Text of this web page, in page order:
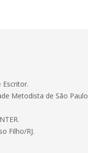
Metodista de São Paulo
Filho/RJ.